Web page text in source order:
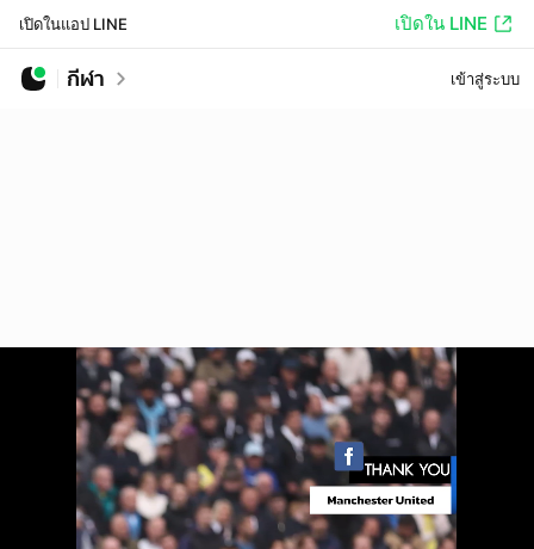
เปิดในแอป LINE เปิดใน LINE
กีฬา เข้าสู่ระบบ